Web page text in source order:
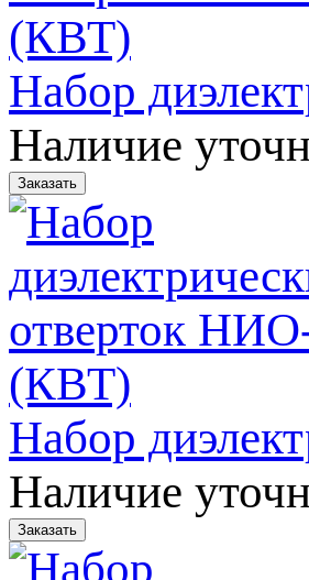
Набор
Наличие
Набор
Наличие